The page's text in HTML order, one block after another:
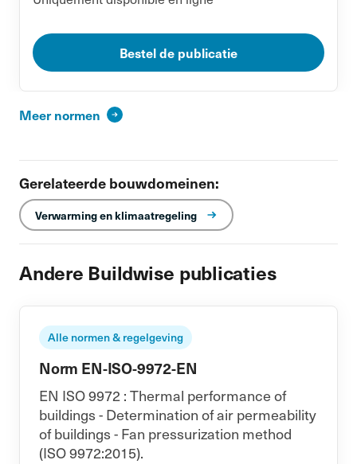
Bestel de publicatie
Meer normen
Gerelateerde bouwdomeinen:
Verwarming en klimaatregeling
Andere Buildwise publicaties
Alle normen & regelgeving
Norm EN-ISO-9972-EN
EN ISO 9972 : Thermal performance of
buildings - Determination of air permeability
of buildings - Fan pressurization method
(ISO 9972:2015).